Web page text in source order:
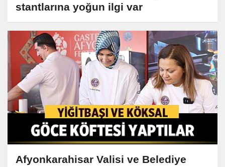
stantlarına yoğun ilgi var
Afyonkarahisar Valisi ve Belediye